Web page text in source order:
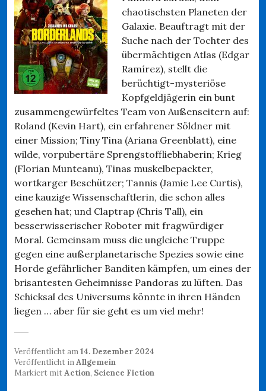
chaotischsten Planeten der
Galaxie. Beauftragt mit der
Suche nach der Tochter des
übermächtigen Atlas (Edgar
Ramírez), stellt die
berüchtigt-mysteriöse
Kopfgeldjägerin ein bunt
zusammengewürfeltes Team von Außenseitern auf:
Roland (Kevin Hart), ein erfahrener Söldner mit
einer Mission; Tiny Tina (Ariana Greenblatt), eine
wilde, vorpubertäre Sprengstoffliebhaberin; Krieg
(Florian Munteanu), Tinas muskelbepackter,
wortkarger Beschützer; Tannis (Jamie Lee Curtis),
eine kauzige Wissenschaftlerin, die schon alles
gesehen hat; und Claptrap (Chris Tall), ein
besserwisserischer Roboter mit fragwürdiger
Moral. Gemeinsam muss die ungleiche Truppe
gegen eine außerplanetarische Spezies sowie eine
Horde gefährlicher Banditen kämpfen, um eines der
brisantesten Geheimnisse Pandoras zu lüften. Das
Schicksal des Universums könnte in ihren Händen
liegen … aber für sie geht es um viel mehr!
Veröffentlicht am14. Dezember 2024
Veröffentlicht inAllgemein
Markiert mitAction, Science Fiction